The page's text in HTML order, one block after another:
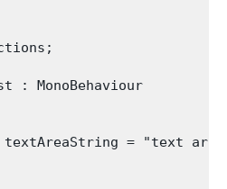
: MonoBehaviour
= "text